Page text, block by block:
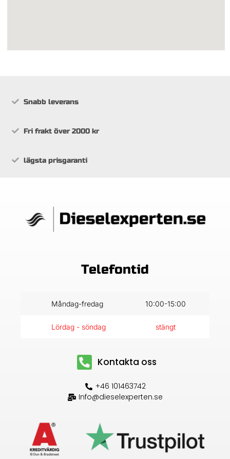
Snabb leverans
Fri frakt över 2000 kr
lägsta prisgaranti
Telefontid
Måndag-fredag 10:00-15:00
Lördag - söndag stängt
Kontakta oss
+46 101463742
Info@dieselexperten.se